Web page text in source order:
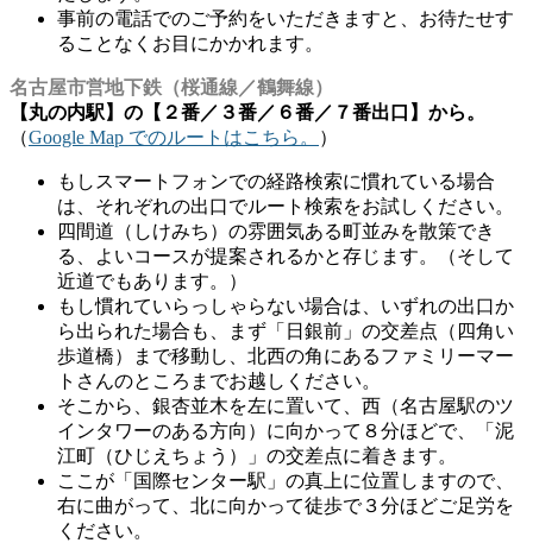
事前の電話でのご予約をいただきますと、お待たせす
ることなくお目にかかれます。
名古屋市営地下鉄（桜通線／鶴舞線）
【丸の内駅】の【２番／３番／６番／７番出口】から。
（Google Map でのルートはこちら。 ）
もしスマートフォンでの経路検索に慣れている場合
は、それぞれの出口でルート検索をお試しください。
四間道（しけみち）の雰囲気ある町並みを散策でき
る、よいコースが提案されるかと存じます。（そして
近道でもあります。）
もし慣れていらっしゃらない場合は、いずれの出口か
ら出られた場合も、まず「日銀前」の交差点（四角い
歩道橋）まで移動し、北西の角にあるファミリーマー
トさんのところまでお越しください。
そこから、銀杏並木を左に置いて、西（名古屋駅のツ
インタワーのある方向）に向かって８分ほどで、「泥
江町（ひじえちょう）」の交差点に着きます。
ここが「国際センター駅」の真上に位置しますので、
右に曲がって、北に向かって徒歩で３分ほどご足労を
ください。